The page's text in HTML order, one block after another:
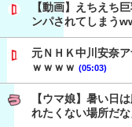
【動画】えちえち
ンパされてしまう
元ＮＨＫ中川安奈
ｗｗｗｗ (05:03)
【ウマ娘】暑い日
れたくない場所だな